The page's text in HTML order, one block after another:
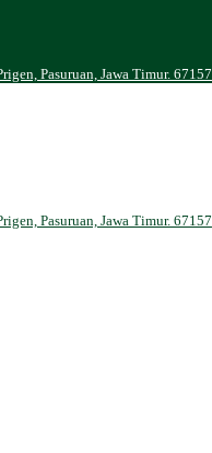
Pasuruan, Jawa Timur. 67157
Pasuruan, Jawa Timur. 67157